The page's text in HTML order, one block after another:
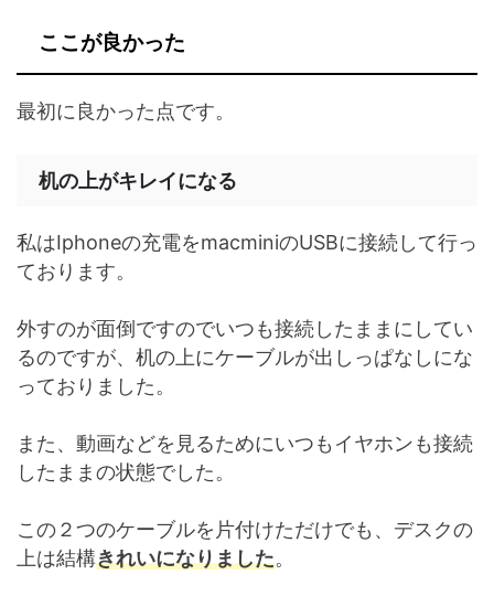
ここが良かった
最初に良かった点です。
机の上がキレイになる
私はIphoneの充電をmacminiのUSBに接続して行っ
ております。
外すのが面倒ですのでいつも接続したままにしてい
るのですが、机の上にケーブルが出しっぱなしにな
っておりました。
また、動画などを見るためにいつもイヤホンも接続
したままの状態でした。
この２つのケーブルを片付けただけでも、デスクの
上は結構きれいになりました。